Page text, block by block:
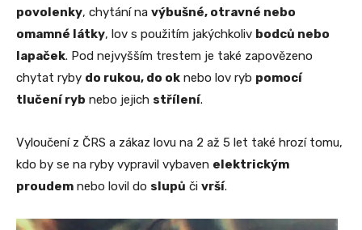
povolenky, chytání na výbušné, otravné nebo
omamné látky, lov s použitím jakýchkoliv bodců nebo
lapaček. Pod nejvyšším trestem je také zapovězeno
chytat ryby do rukou, do ok nebo lov ryb pomocí
tlučení ryb nebo jejich střílení.
Vyloučení z ČRS a zákaz lovu na 2 až 5 let také hrozí tomu,
kdo by se na ryby vypravil vybaven elektrickým
proudem nebo lovil do slupů či vrší.